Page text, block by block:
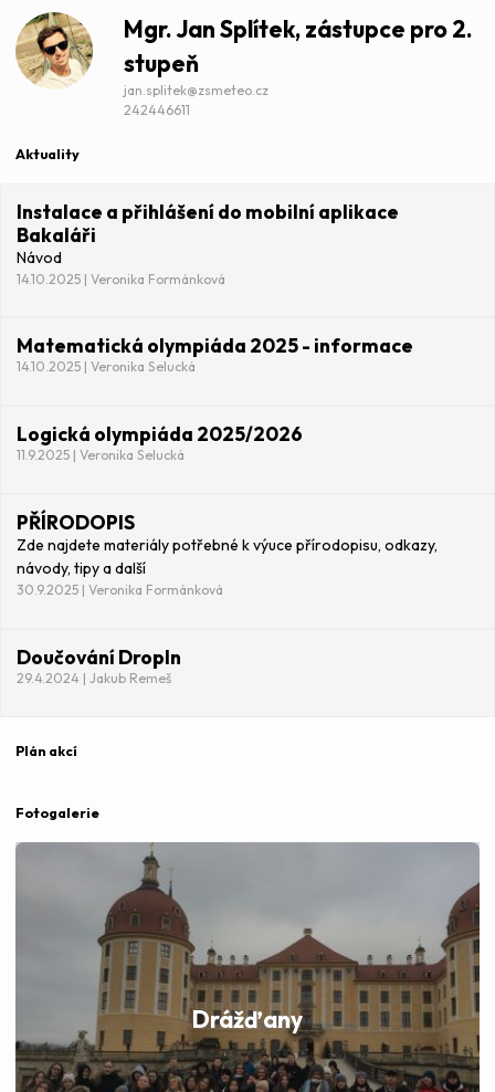
Mgr.Jan Splítek,zástupce pro 2.
stupeň
jan.splitek@zsmeteo.cz
242446611
Aktuality
Instalace a přihlášení do mobilní aplikace
Bakaláři
Návod
14.10.2025 | Veronika Formánková
Matematická olympiáda 2025 - informace
14.10.2025 | Veronika Selucká
Logická olympiáda 2025/2026
11.9.2025 | Veronika Selucká
PŘÍRODOPIS
Zde najdete materiály potřebné k výuce přírodopisu, odkazy,
návody, tipy a další
30.9.2025 | Veronika Formánková
Doučování DropIn
29.4.2024 | Jakub Remeš
Plán akcí
Fotogalerie
Drážďany